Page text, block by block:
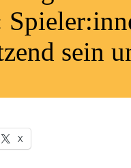
sein
X